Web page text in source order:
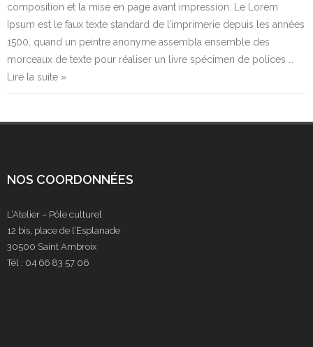
composition et la mise en page avant impression. Le Lorem
Ipsum est le faux texte standard de l’imprimerie depuis les années
1500, quand un peintre anonyme assembla ensemble des
morceaux de texte pour réaliser un livre spécimen de polices …
Lire la suite »
NOS COORDONNÉES
L’Atelier – Pôle culturel
12 bis, place de l’Esplanade
30500 Saint Ambroix
Tél : 04 66 83 57 06